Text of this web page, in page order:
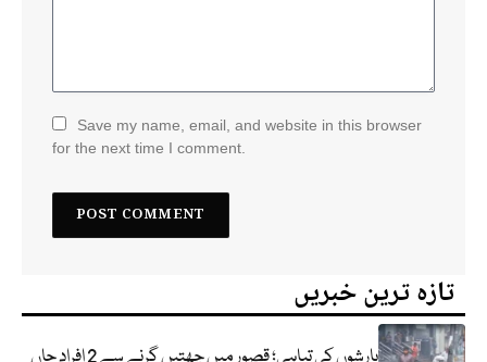
Save my name, email, and website in this browser
for the next time I comment.
تازہ ترین خبریں